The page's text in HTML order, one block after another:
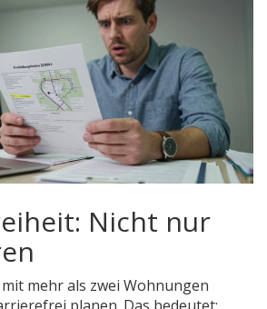
Nicht nur
mehr als zwei Wohnungen